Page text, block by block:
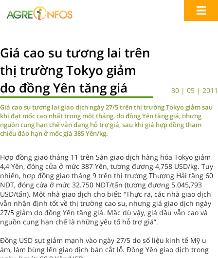
Giá cao su tương lai trên
thị trường Tokyo giảm
do đồng Yên tăng giá
30 | 05 | 2011
Giá cao su tương lai giao dịch ngày 27/5 trên thị trường Tokyo giảm sau
khi đạt mốc cao nhất trong một tháng, do đồng Yên tăng giá, nhưng
nguồn cung hạn chế vẫn đang hỗ trợ giá, sau khi giá hợp đồng tham
chiếu đáo hạn ở mốc giá 385 Yên/kg.
Hợp đồng giao tháng 11 trên Sàn giao dịch hàng hóa Tokyo giảm
4,4 Yên, đóng cửa ở mức 387 Yên, tương đương 4,758 USD/kg. Tuy
nhiên, hợp đồng giao tháng 9 trên thị trường Thượng Hải tăng 60
NDT, đóng cửa ở mức 32.750 NDT/tấn (tương đương 5.045,793
USD/tấn). Một nhà giao dịch cho biết: “Thực ra, các nhà giao dịch
vẫn nhận định tốt về thị trường cao su, nhưng giá giao dịch ngày
27/5 giảm do đồng Yên tăng giá. Mặc dù vậy, giá dầu vẫn cao và
nguồn cung hạn chế là những yếu tố hỗ trợ giá”.
Đồng USD sụt giảm mạnh vào ngày 27/5 do số liệu kinh tế Mỹ u
ám, làm bùng lên giao dịch bán cắt lỗ. Đồng Yên giao dịch trong